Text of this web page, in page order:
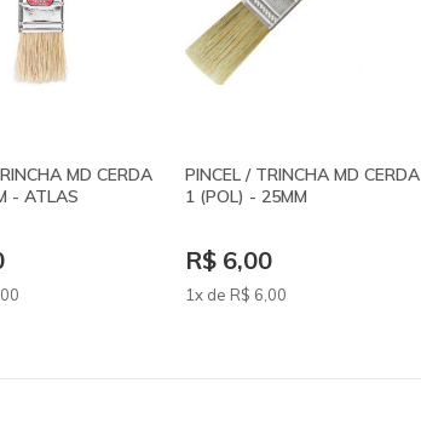
MD CERDA
- ATLAS
PINCEL / TRINCHA MD CERDA
1 (POL) - 25MM
R$ 6,00
1x de R$ 6 ,00